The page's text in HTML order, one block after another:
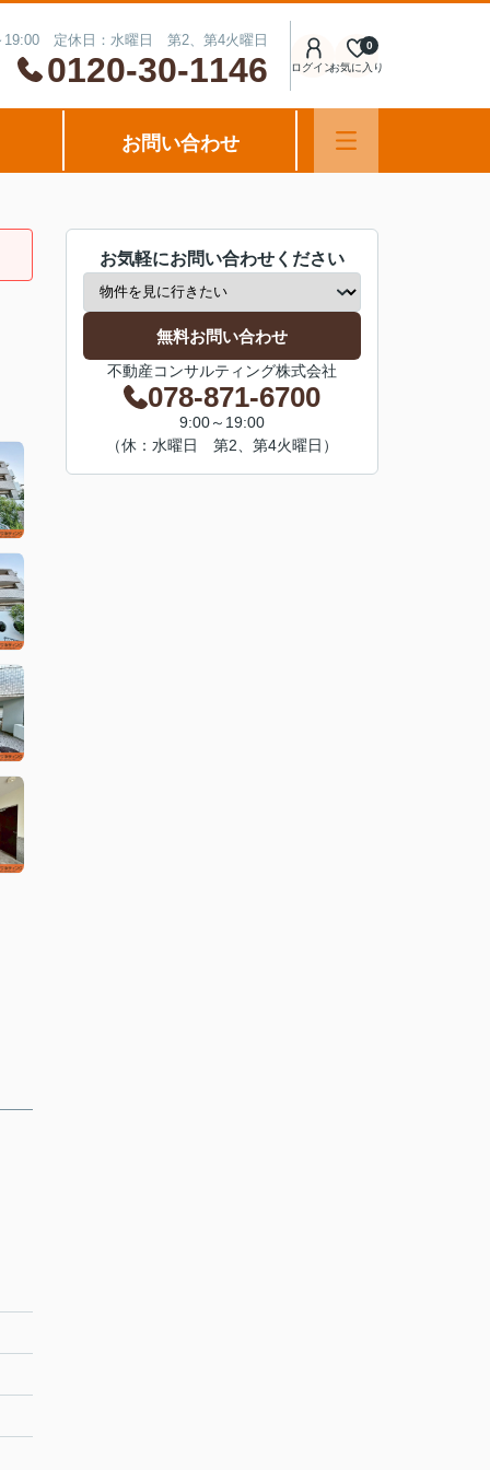
19:00 定休日：水曜日 第2、第4火曜日
0120-30-1146 ログインお気に入り
0
お問い合わせ
お気軽にお問い合わせください
無料お問い合わせ
不動産コンサルティング株式会社
078-871-6700
9:00～19:00
（休：水曜日 第2、第4火曜日）